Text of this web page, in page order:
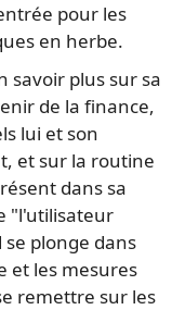
pour les
en herbe.
savoir plus sur sa
de la finance,
lui et son
et sur la routine
dans sa
"l'utilisateur
plonge dans
et les mesures
remettre sur les